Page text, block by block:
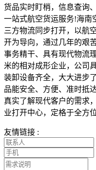
货品实时盯梢，信息查询
一站式航空货运服务!海南
三方物流同步打开，以航
开为导向，通过几年的艰
事务精干、具有现代物流
米的相对成形企业，公司
装卸设备齐全，大大进步
品能安全、方便、准时抵
真实了解现代客户的需求
业打开中心，定格于全方
友情链接 :